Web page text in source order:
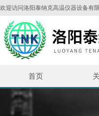
欢迎访问洛阳泰纳克高温仪器设备有
首页